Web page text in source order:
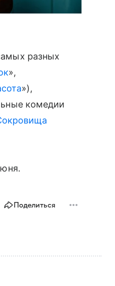
разных
»,
»),
комедии
.
Поделиться